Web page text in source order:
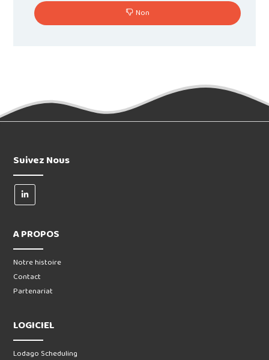
Non
Suivez Nous
A PROPOS
Notre histoire
Contact
Partenariat
LOGICIEL
Lodago Scheduling